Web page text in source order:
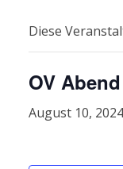
Diese
OV Abend
August 10,